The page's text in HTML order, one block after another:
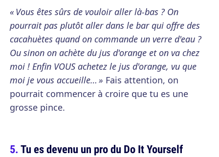
« Vous êtes sûrs de vouloir aller là-bas ? On
pourrait pas plutôt aller dans le bar qui offre des
cacahuètes quand on commande un verre d'eau ?
Ou sinon on achète du jus d'orange et on va chez
moi ! Enfin VOUS achetez le jus d'orange, vu que
moi je vous accueille… » Fais attention, on
pourrait commencer à croire que tu es une
grosse pince.
Tu es devenu un pro du Do It Yourself